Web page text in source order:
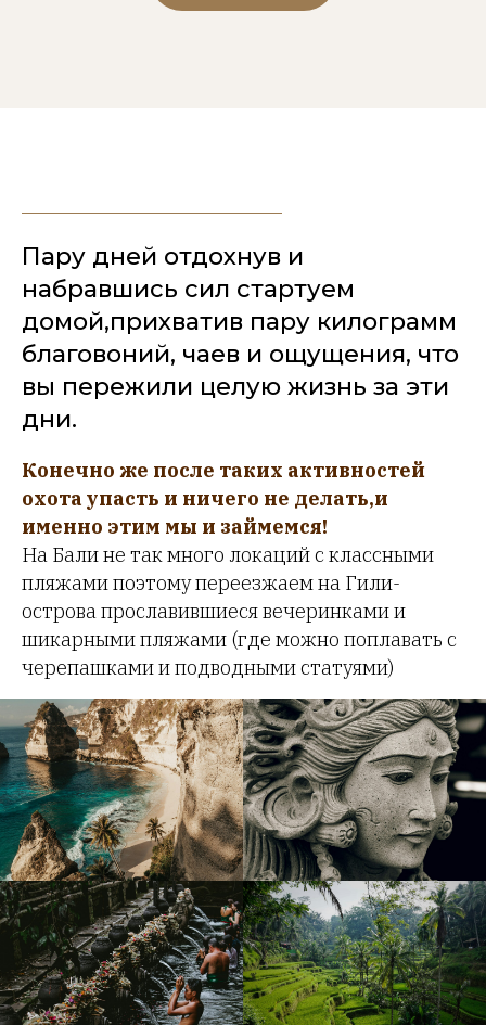
Пару дней отдохнув и
набравшись сил стартуем
домой,прихватив пару килограмм
благовоний, чаев и ощущения, что
вы пережили целую жизнь за эти
дни.
Конечно же после таких активностей
охота упасть и ничего не делать,и
именно этим мы и займемся!
На Бали не так много локаций с классными
пляжами поэтому переезжаем на Гили-
острова прославившиеся вечеринками и
шикарными пляжами (где можно поплавать с
черепашками и подводными статуями)